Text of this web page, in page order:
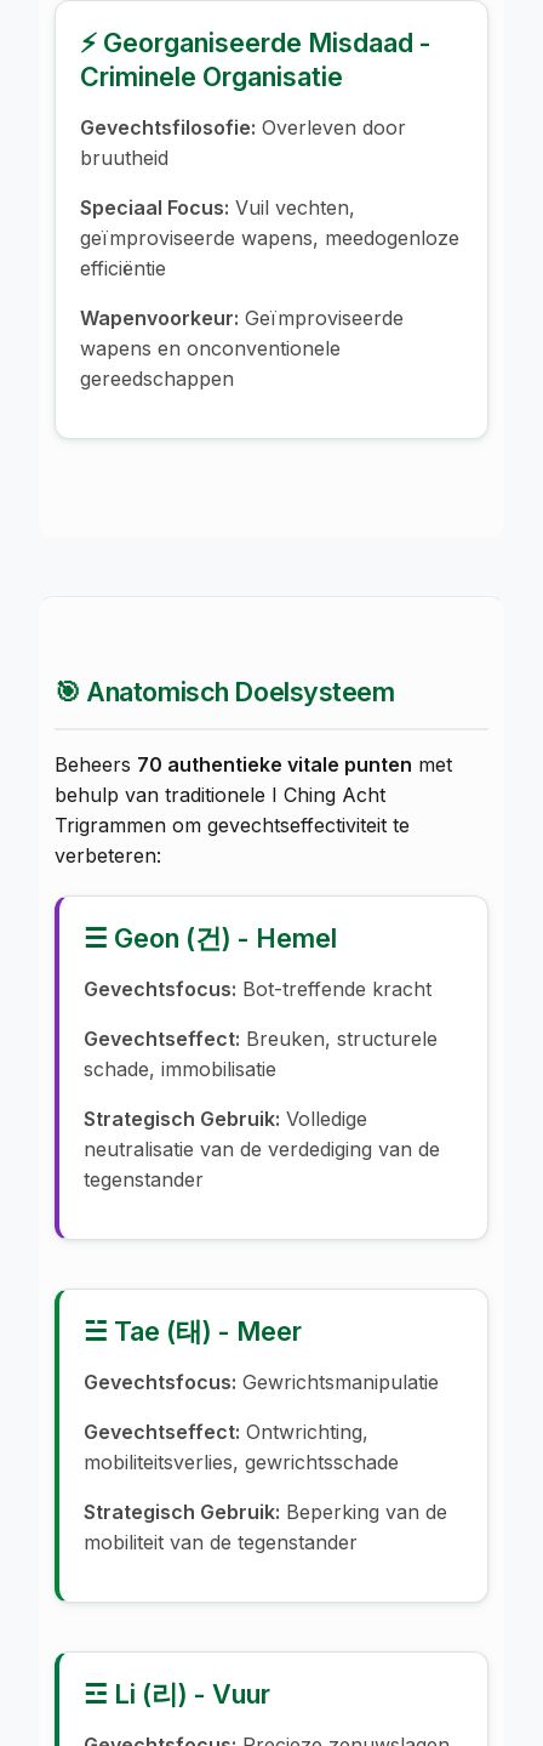
⚡ Georganiseerde Misdaad -
Criminele Organisatie
Gevechtsfilosofie: Overleven door
bruutheid
Speciaal Focus: Vuil vechten,
geïmproviseerde wapens, meedogenloze
efficiëntie
Wapenvoorkeur: Geïmproviseerde
wapens en onconventionele
gereedschappen
🎯 Anatomisch Doelsysteem
Beheers 70 authentieke vitale punten met
behulp van traditionele I Ching Acht
Trigrammen om gevechtseffectiviteit te
verbeteren:
☰ Geon (건) - Hemel
Gevechtsfocus: Bot-treffende kracht
Gevechtseffect: Breuken, structurele
schade, immobilisatie
Strategisch Gebruik: Volledige
neutralisatie van de verdediging van de
tegenstander
☱ Tae (태) - Meer
Gevechtsfocus: Gewrichtsmanipulatie
Gevechtseffect: Ontwrichting,
mobiliteitsverlies, gewrichtsschade
Strategisch Gebruik: Beperking van de
mobiliteit van de tegenstander
☲ Li (리) - Vuur